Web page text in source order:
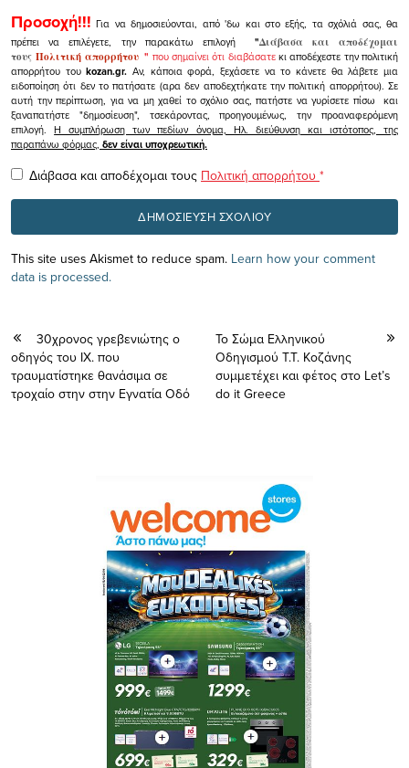
Προσοχή!!! Για να δημοσιεύονται, από 'δω και στο εξής, τα σχόλιά σας, θα
πρέπει να επιλέγετε, την παρακάτω επιλογή
"Διάβασα και αποδέχομαι
τουςΠολιτική απορρήτου" που σημαίνει ότι διαβάσατεκι αποδέχεστε την πολιτική
απορρήτου τουkozan.gr. Αν, κάποια φορά, ξεχάσετε να το κάνετε θα λάβετε μια
ειδοποίηση ότι δεν το πατήσατε (αρα δεν αποδεχτήκατε την πολιτική απορρήτου). Σε
αυτή την περίπτωση, για να μη χαθεί το σχόλιο σας, πατήστε να γυρίσετε πίσω και
ξαναπατήστε "δημοσίευση", τσεκάροντας, προηγουμένως, την προαναφερόμενη
επιλογή.Η συμπλήρωση των πεδίων όνομα, Ηλ. διεύθυνση και ιστότοπος, της
παραπάνω φόρμας, δεν είναι υποχρεωτική.
Διάβασα και αποδέχομαι τους Πολιτική απορρήτου *
This site uses Akismet to reduce spam. Learn how your comment
data is processed.
30χρονος γρεβενιώτης ο
οδηγός του ΙΧ. που
τραυματίστηκε θανάσιμα σε
τροχαίο στην στην Εγνατία Οδό
Το Σώμα Ελληνικού
Οδηγισμού Τ.Τ. Κοζάνης
συμμετέχει και φέτος στο Let’s
do it Greece